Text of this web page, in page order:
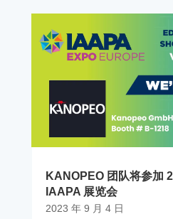
KANOPEO 团队将参加
IAAPA 展览会
2023 年 9 月 4 日